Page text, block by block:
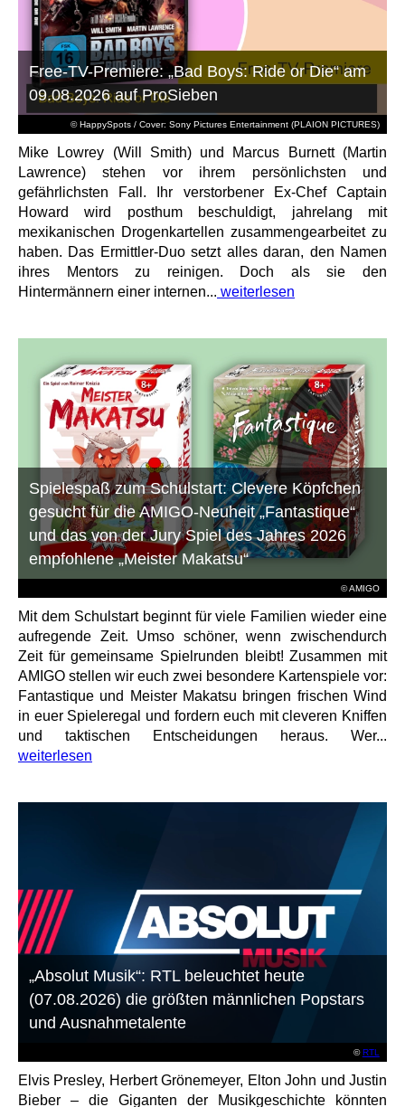
© HappySpots / Cover: Sony Pictures Entertainment (PLAION PICTURES)
Free-TV-Premiere: „Bad Boys: Ride or Die“ am
09.08.2026 auf ProSieben
Mike Lowrey (Will Smith) und Marcus Burnett (Martin
Lawrence) stehen vor ihrem persönlichsten und
gefährlichsten Fall. Ihr verstorbener Ex-Chef Captain
Howard wird posthum beschuldigt, jahrelang mit
mexikanischen Drogenkartellen zusammengearbeitet zu
haben. Das Ermittler-Duo setzt alles daran, den Namen
ihres Mentors zu reinigen. Doch als sie den
Hintermännern einer internen... weiterlesen
© AMIGO
Spielespaß zum Schulstart: Clevere Köpfchen
gesucht für die AMIGO-Neuheit „Fantastique“
und das von der Jury Spiel des Jahres 2026
empfohlene „Meister Makatsu“
Mit dem Schulstart beginnt für viele Familien wieder eine
aufregende Zeit. Umso schöner, wenn zwischendurch
Zeit für gemeinsame Spielrunden bleibt! Zusammen mit
AMIGO stellen wir euch zwei besondere Kartenspiele vor:
Fantastique und Meister Makatsu bringen frischen Wind
in euer Spieleregal und fordern euch mit cleveren Kniffen
und taktischen Entscheidungen heraus. Wer...
weiterlesen
©RTL
„Absolut Musik“: RTL beleuchtet heute
(07.08.2026) die größten männlichen Popstars
und Ausnahmetalente
Elvis Presley, Herbert Grönemeyer, Elton John und Justin
Bieber – die Giganten der Musikgeschichte könnten